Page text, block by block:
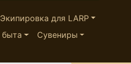
Экипировка для LARP
Сувениры